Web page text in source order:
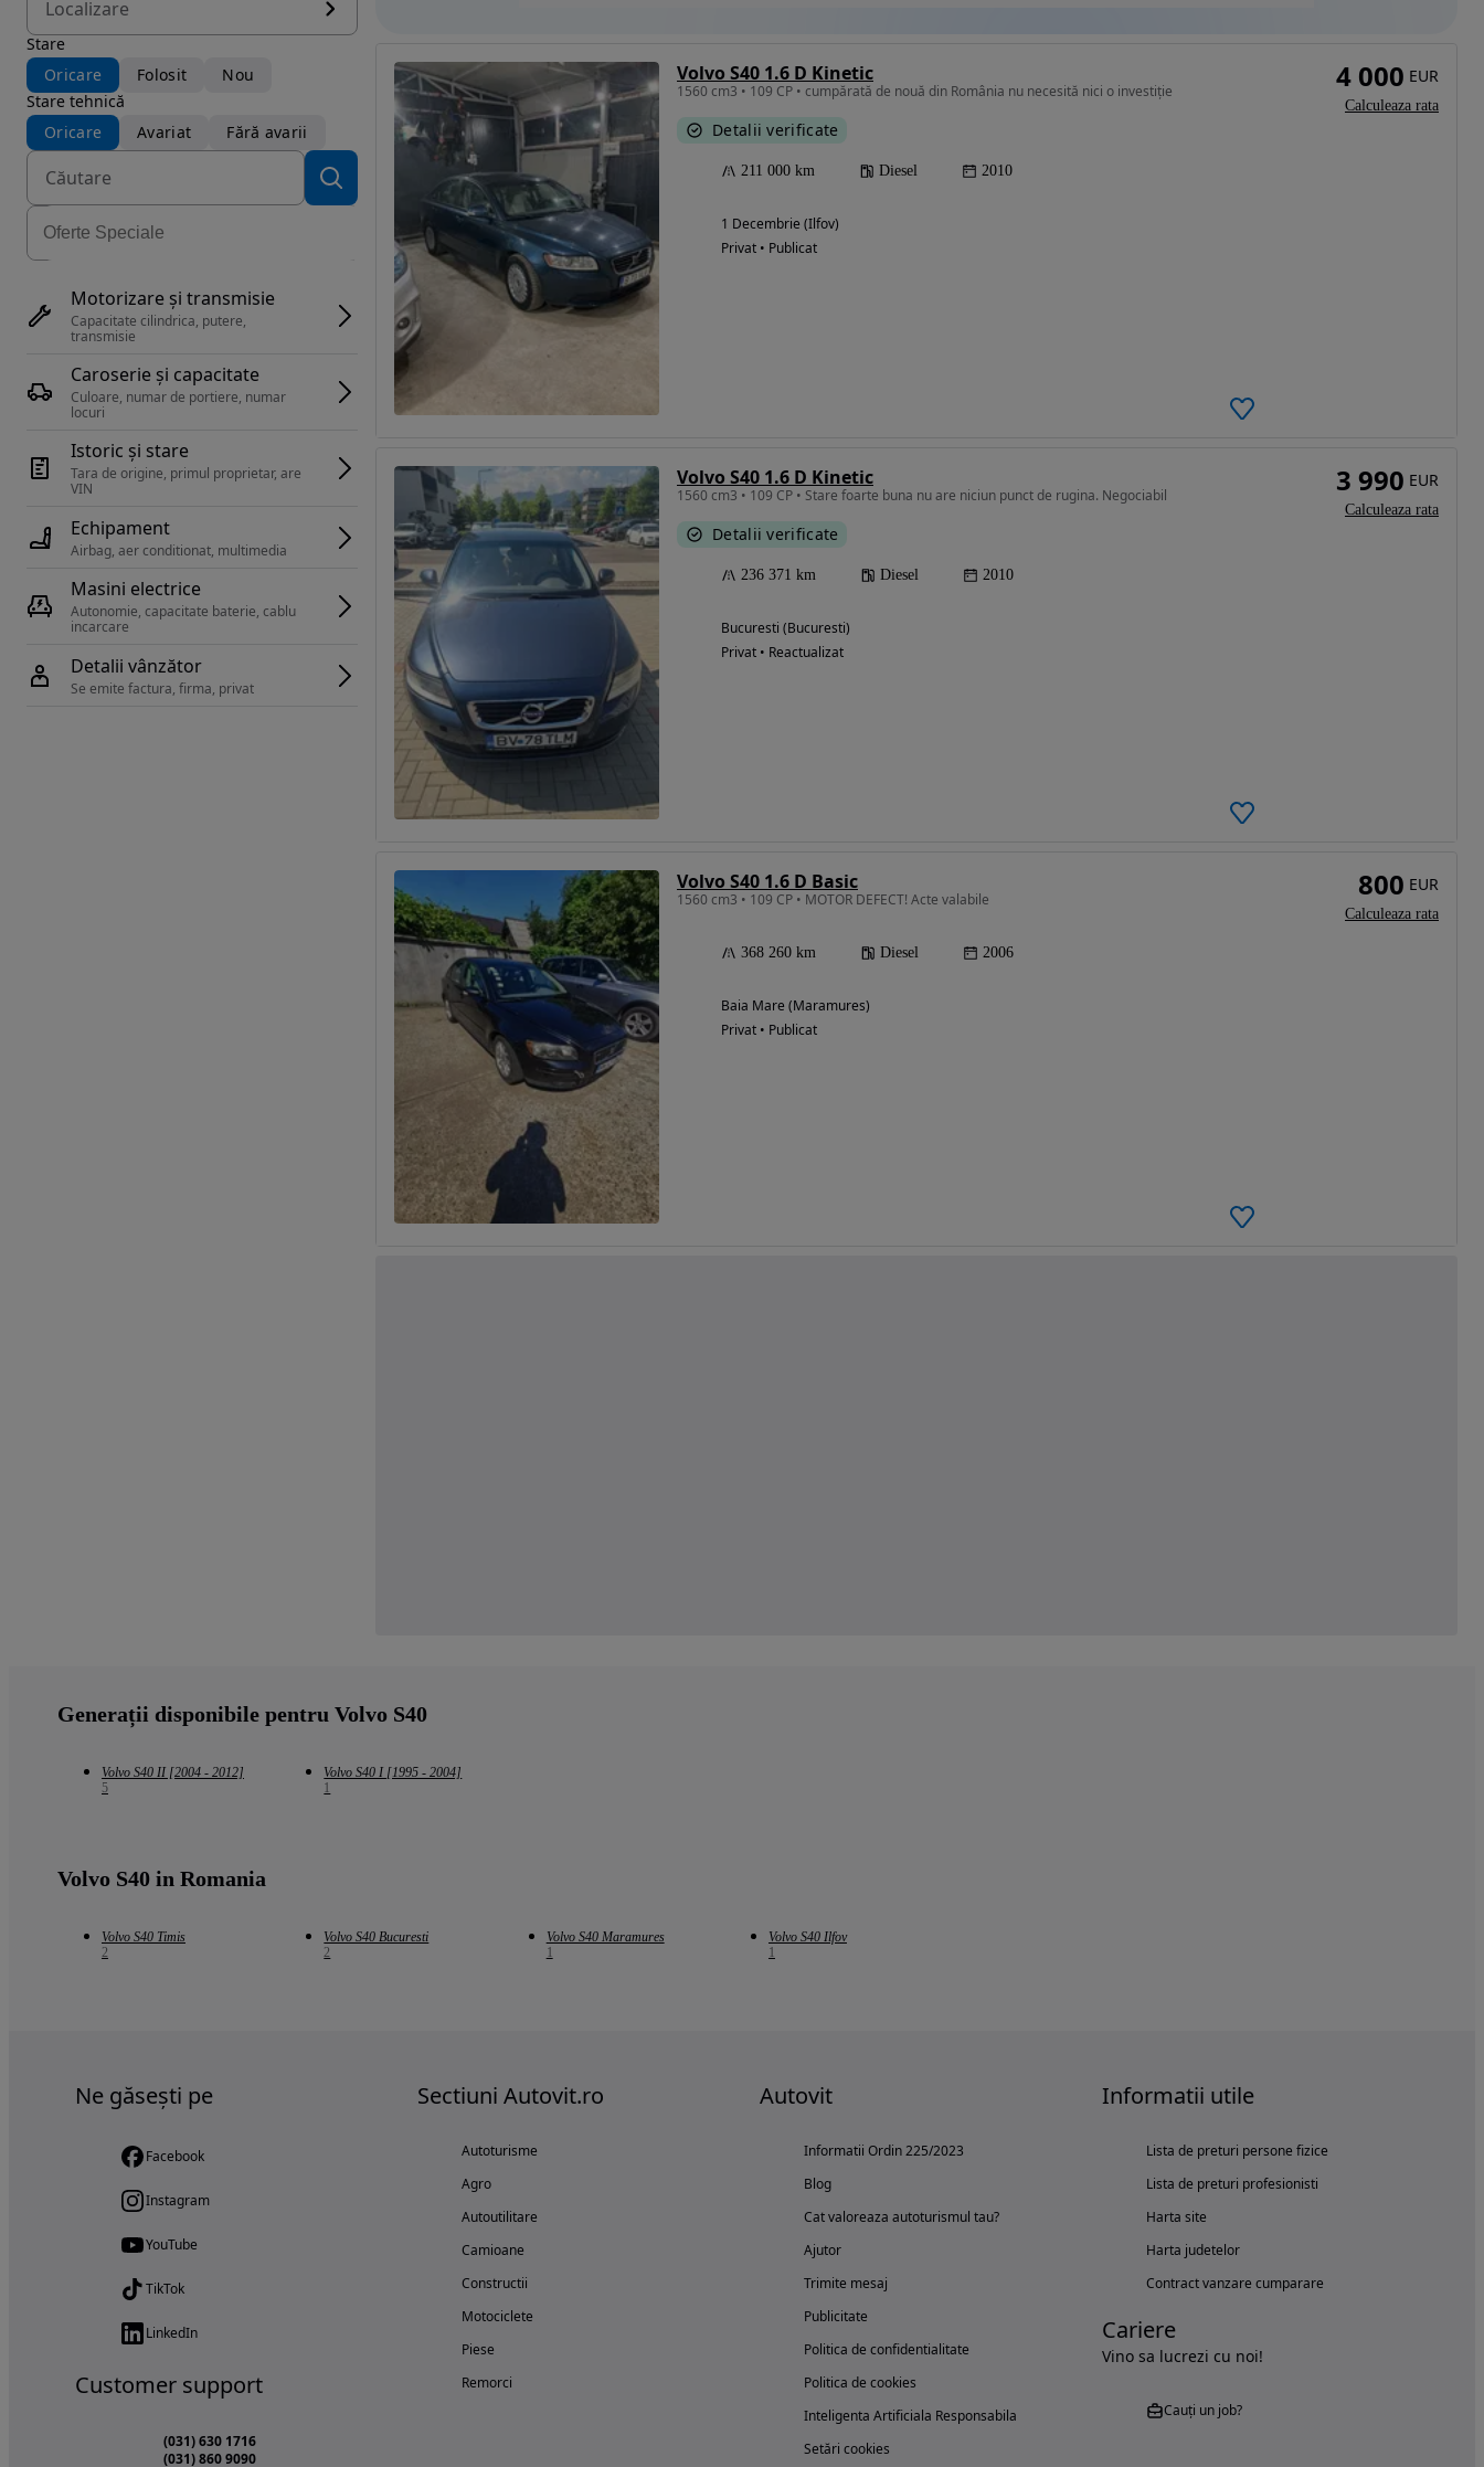
Localizare
Stare
Oricare
Folosit
Nou
Stare tehnică
Oricare
Avariat Fără avarii
Motorizare și transmisie
Capacitate cilindrica, putere,
transmisie
Caroserie și capacitate
Culoare, numar de portiere, numar
locuri
Istoric și stare
Tara de origine, primul proprietar, are
Echipament
Airbag, aer conditionat, multimedia
Masini electrice
Autonomie, capacitate baterie, cablu
Detalii vânzător
Se emite factura, firma, privat
Volvo S40 1.6 D Kinetic
1560 cm3 • 109 CP • cumpărată de nouă din România nu necesită nici o investiție
Detalii verificate
211 000 km Diesel 2010
1 Decembrie (Ilfov)
Privat • Publicat
4 000 EUR
Calculeaza rata
Volvo S40 1.6 D Kinetic
1560 cm3 • 109 CP • Stare foarte buna nu are niciun punct de rugina. Negociabil
Detalii verificate
236 371 km Diesel 2010
Bucuresti (Bucuresti)
Privat • Reactualizat
3 990 EUR
Calculeaza rata
Volvo S40 1.6 D Basic
1560 cm3 • 109 CP • MOTOR DEFECT! Acte valabile
368 260 km Diesel 2006
Baia Mare (Maramures)
Privat • Publicat
800 EUR
Calculeaza rata
Generații disponibile pentru Volvo S40
Volvo S40 II [2004 - 2012]
5
Volvo S40 I [1995 - 2004]
1
Volvo S40 in Romania
Volvo S40 Timis
2
Volvo S40 Bucuresti
2
Volvo S40 Maramures
1
Volvo S40 Ilfov
1
Ne găsești pe
Facebook
Instagram
YouTube
TikTok
LinkedIn
Customer support
(031) 630 1716
(031) 860 9090
Sectiuni Autovit.ro
Autoturisme
Agro
Autoutilitare
Camioane
Constructii
Motociclete
Piese
Remorci
Autovit
Informatii Ordin 225/2023
Blog
Cat valoreaza autoturismul tau?
Ajutor
Trimite mesaj
Publicitate
Politica de confidentialitate
Politica de cookies
Inteligenta Artificiala Responsabila
Setări cookies
Informatii utile
Lista de preturi persone fizice
Lista de preturi profesionisti
Harta site
Harta judetelor
Contract vanzare cumparare
Cariere
Vino sa lucrezi cu noi!
Cauți un job?